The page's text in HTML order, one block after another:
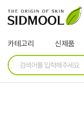
카테고리 신제품